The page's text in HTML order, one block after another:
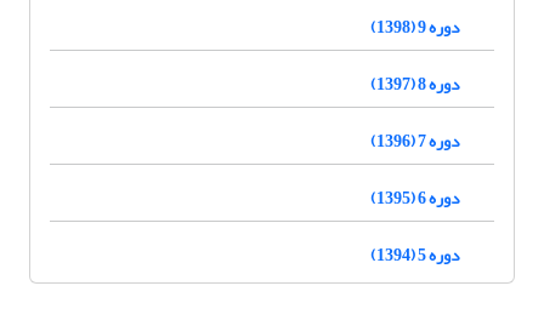
دوره 9 (1398)
دوره 8 (1397)
دوره 7 (1396)
دوره 6 (1395)
دوره 5 (1394)